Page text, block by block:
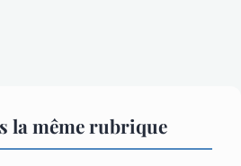
la même rubrique